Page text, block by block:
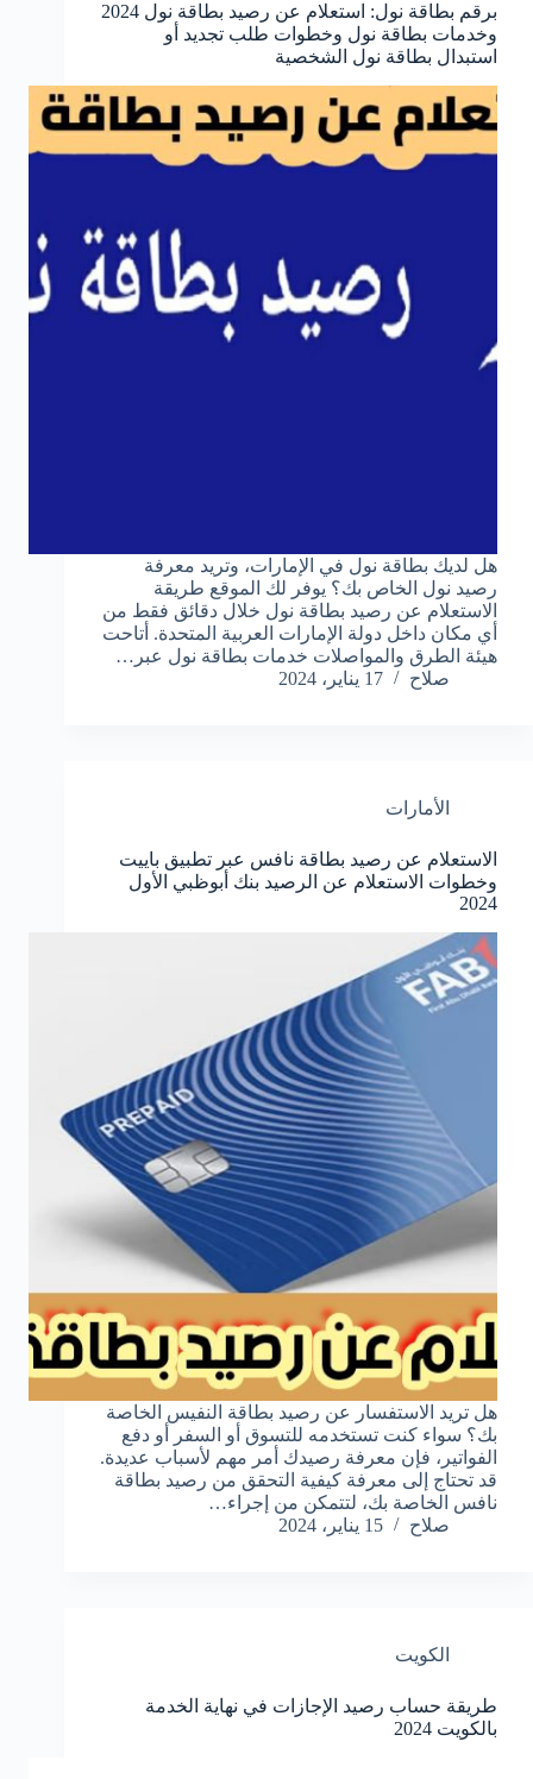
برقم بطاقة نول: استعلام عن رصيد بطاقة نول 2024
وخدمات بطاقة نول وخطوات طلب تجديد أو
استبدال بطاقة نول الشخصية
هل لديك بطاقة نول في الإمارات، وتريد معرفة
رصيد نول الخاص بك؟ يوفر لك الموقع طريقة
الاستعلام عن رصيد بطاقة نول خلال دقائق فقط من
أي مكان داخل دولة الإمارات العربية المتحدة. أتاحت
هيئة الطرق والمواصلات خدمات بطاقة نول عبر…
صلاح
17 يناير، 2024
الأمارات
الاستعلام عن رصيد بطاقة نافس عبر تطبيق باييت
وخطوات الاستعلام عن الرصيد بنك أبوظبي الأول
2024
هل تريد الاستفسار عن رصيد بطاقة النفيس الخاصة
بك؟ سواء كنت تستخدمه للتسوق أو السفر أو دفع
الفواتير، فإن معرفة رصيدك أمر مهم لأسباب عديدة.
قد تحتاج إلى معرفة كيفية التحقق من رصيد بطاقة
نافس الخاصة بك، لتتمكن من إجراء…
صلاح
15 يناير، 2024
الكويت
طريقة حساب رصيد الإجازات في نهاية الخدمة
بالكويت 2024